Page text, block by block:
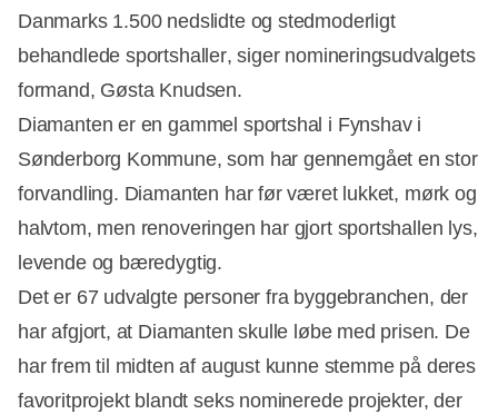
Danmarks 1.500 nedslidte og stedmoderligt
behandlede sportshaller, siger nomineringsudvalgets
formand, Gøsta Knudsen.
Diamanten er en gammel sportshal i Fynshav i
Sønderborg Kommune, som har gennemgået en stor
forvandling. Diamanten har før været lukket, mørk og
halvtom, men renoveringen har gjort sportshallen lys,
levende og bæredygtig.
Det er 67 udvalgte personer fra byggebranchen, der
har afgjort, at Diamanten skulle løbe med prisen. De
har frem til midten af august kunne stemme på deres
favoritprojekt blandt seks nominerede projekter, der